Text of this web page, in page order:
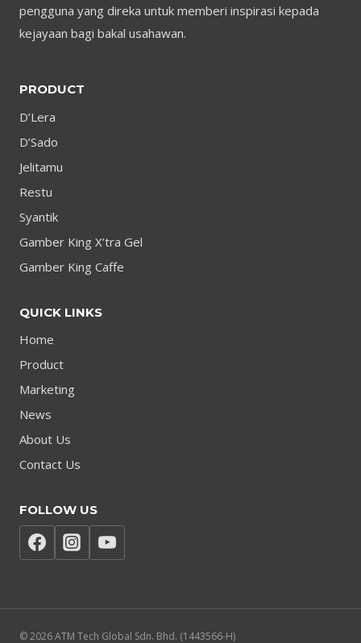
pengguna yang direka untuk memberi inspirasi kepada
kejayaan bagi bakal usahawan.
PRODUCT
D’Lera
D’Sado
Jelitamu
Restu
Syantik
Gamber King X’tra Gel
Gamber King Caffe
QUICK LINKS
Home
Product
Marketing
News
About Us
Contact Us
FOLLOW US
© 2026 ATM Tech Global Sdn. Bhd. (1443566-H)